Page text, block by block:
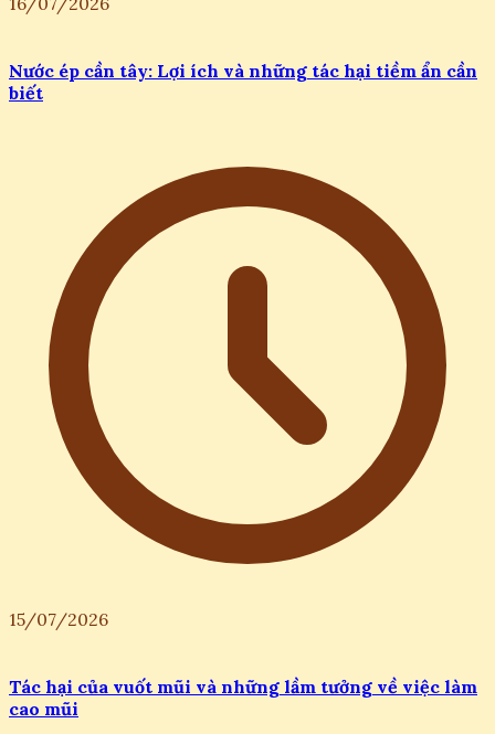
Nước ép cần tây: Lợi ích và những tác hại tiềm ẩn cần
biết
15/07/2026
Tác hại của vuốt mũi và những lầm tưởng về việc làm
cao mũi